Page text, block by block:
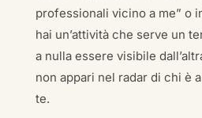
professionali vicino a me” o
hai un’attività che serve un
a nulla essere visibile
non appari nel radar di chi è
te.